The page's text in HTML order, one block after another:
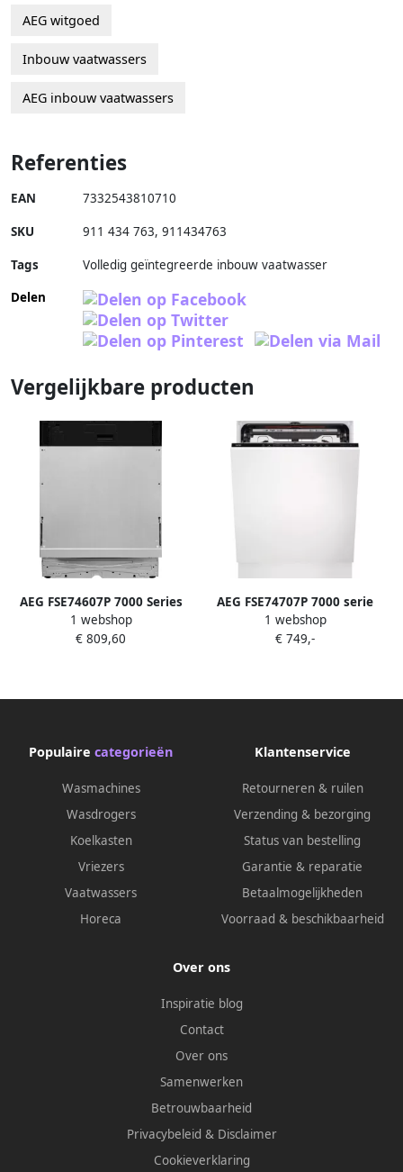
AEG witgoed
Inbouw vaatwassers
AEG inbouw vaatwassers
Referenties
EAN 7332543810710
SKU 911 434 763, 911434763
Tags
Volledig geïntegreerde inbouw vaatwasser
Delen
Vergelijkbare producten
AEG FSE74607P 7000 Series
GlassCare Volledig
Geïntegreerde Vaatwasser
1 webshop
€ 809,60
AEG FSE74707P 7000 serie
GlassCare
Inbouwvaatwasser Volledig
1 webshop
€ 749,-
Populaire categorieën
Wasmachines
Wasdrogers
Koelkasten
Vriezers
Vaatwassers
Horeca
Klantenservice
Retourneren & ruilen
Verzending & bezorging
Status van bestelling
Garantie & reparatie
Betaalmogelijkheden
Voorraad & beschikbaarheid
Over ons
Inspiratie blog
Contact
Over ons
Samenwerken
Betrouwbaarheid
Privacybeleid & Disclaimer
Cookieverklaring